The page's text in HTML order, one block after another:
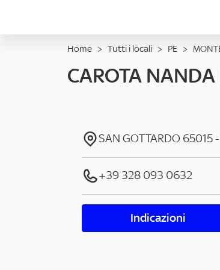
Home > Tutti i locali > PE >
CAROTA
SAN GOTTARDO 65015-
+39 328 093 0632
Indicazioni